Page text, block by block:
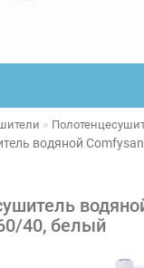
водяной
40, белый